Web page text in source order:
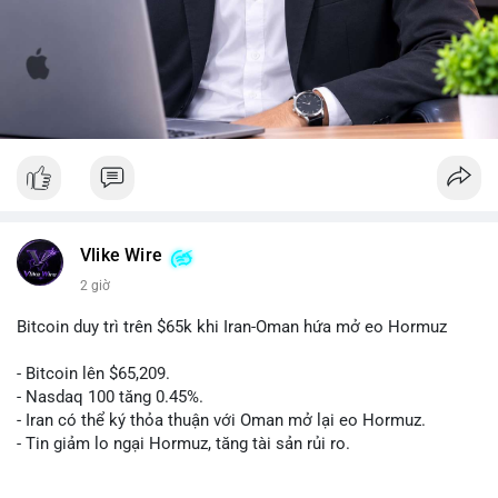
Vlike Wire
2 giờ
Bitcoin duy trì trên $65k khi Iran-Oman hứa mở eo Hormuz
- Bitcoin lên $65,209.
- Nasdaq 100 tăng 0.45%.
- Iran có thể ký thỏa thuận với Oman mở lại eo Hormuz.
- Tin giảm lo ngại Hormuz, tăng tài sản rủi ro.